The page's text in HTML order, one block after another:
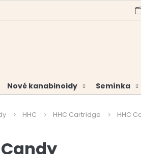
Nové kanabinoidy Semínka
HHC HHC Cartridge HHC